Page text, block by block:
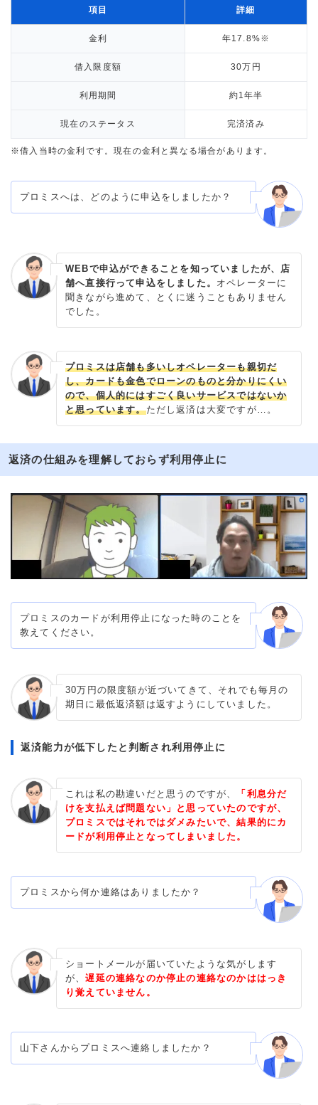
項目 詳細
金利 年17.8%※
借入限度額 30万円
利用期間 約1年半
現在のステータス 完済済み
※借入当時の金利です。現在の金利と異なる場合があります。
プロミスへは、どのように申込をしましたか？
WEBで申込ができることを知っていましたが、店
舗へ直接行って申込をしました。 オペレーターに
聞きながら進めて、とくに迷うこともありません
でした。
プロミスは店舗も多いしオペレーターも親切だ
し、カードも金色でローンのものと分かりにくい
ので、個人的にはすごく良いサービスではないか
と思っています。ただし返済は大変ですが…。
返済の仕組みを理解しておらず利用停止に
プロミスのカードが利用停止になった時のことを
教えてください。
30万円の限度額が近づいてきて、それでも毎月の
期日に最低返済額は返すようにしていました。
返済能力が低下したと判断され利用停止に
これは私の勘違いだと思うのですが、
「利息分だ
けを支払えば問題ない」と思っていたのですが、
プロミスではそれではダメみたいで、結果的にカ
ードが利用停止となってしまいました。
プロミスから何か連絡はありましたか？
ショートメールが届いていたような気がします
が、遅延の連絡なのか停止の連絡なのかははっき
り覚えていません。
山下さんからプロミスへ連絡しましたか？